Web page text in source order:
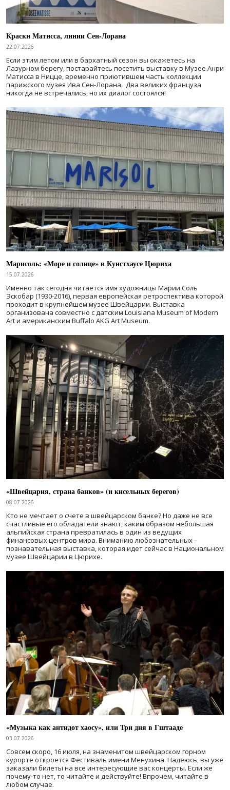
Краски Матисса, линии Сен-Лорана
22.07.2026
Если этим летом или в бархатный сезон вы окажетесь на
Лазурном берегу, постарайтесь посетить выставку в Музее Анри
Матисса в Ницце, временно приютившем часть коллекции
парижского музея Ива Сен-Лорана. Два великих француза
никогда не встречались, но их диалог состоялся!
Марисоль: «Море и солнце» в Кунстхаусе Цюриха
15.07.2026
Именно так сегодня читается имя художницы Марии Соль
Эскобар (1930-2016), первая европейская ретроспектива которой
проходит в крупнейшем музее Швейцарии. Выставка
организована совместно с датским Louisiana Museum of Modern
Art и американским Buffalo AKG Art Museum.
«Швейцария, страна банков» (и кисельных берегов)
08.07.2026
Кто не мечтает о счете в швейцарском банке? Но даже не все
счастливые его обладатели знают, каким образом небольшая
альпийская страна превратилась в один из ведущих
финансовых центров мира. Вниманию любознательных –
познавательная выставка, которая идет сейчас в Национальном
музее Швейцарии в Цюрихе.
«Музыка как антидот хаосу», или Три дня в Гштааде
03.07.2026
Совсем скоро, 16 июля, на знаменитом швейцарском горном
курорте откроется Фестиваль имени Менухина. Надеюсь, вы уже
заказали билеты на все интересующие вас концерты. Если же
почему-то нет, то читайте и действуйте! Впрочем, читайте в
любом случае.